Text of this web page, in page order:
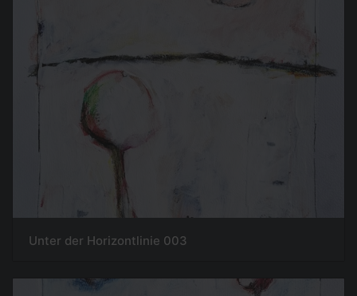
Unter der Horizontlinie 003